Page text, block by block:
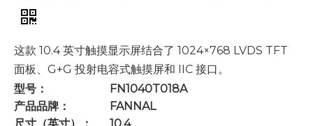
这款 10.4 英寸触摸显示屏结合了 1024×768 LVDS TFT
面板、G+G 投射电容式触摸屏和 IIC 接口。
型号：
FN1040T018A
产品品牌：
FANNAL